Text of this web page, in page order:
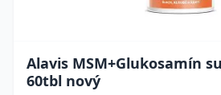
Alavis MSM+Glukosamín
60tbl nový